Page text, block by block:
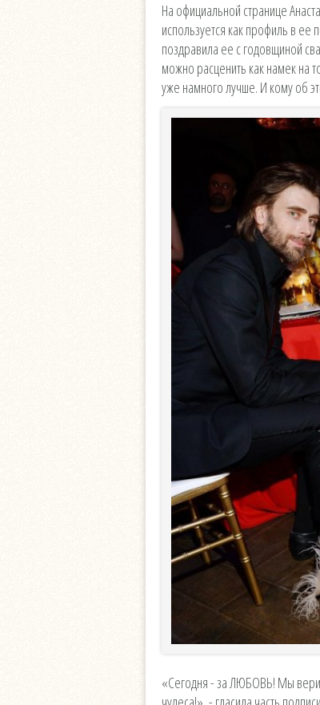
На официальной странице
используется как профиль в
поздравила ее с годовщиной
можно расценить как намек на
уже намного лучше. И кому об
«Сегодня - за ЛЮБОВЬ! Мы